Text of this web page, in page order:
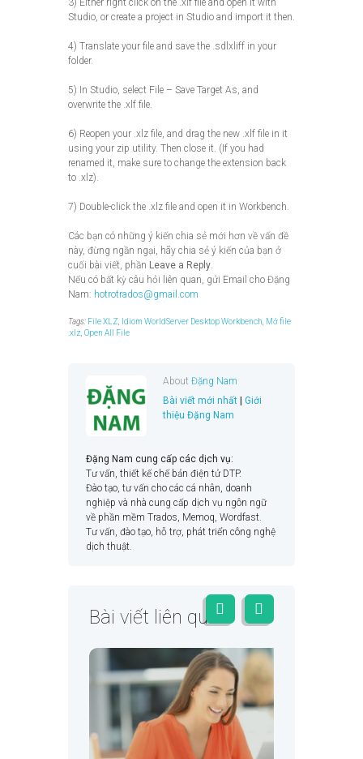
3) Either right click on the .xlf file and open it with
Studio, or create a project in Studio and import it then.
4) Translate your file and save the .sdlxliff in your
folder.
5) In Studio, select File – Save Target As, and
overwrite the .xlf file.
6) Reopen your .xlz file, and drag the new .xlf file in it
using your zip utility. Then close it. (If you had
renamed it, make sure to change the extension back
to .xlz).
7) Double-click the .xlz file and open it in Workbench.
Các bạn có những ý kiến chia sẻ mới hơn về vấn đề
này, đừng ngần ngại, hãy chia sẻ ý kiến của bạn ở
cuối bài viết, phần Leave a Reply.
Nếu có bất kỳ câu hỏi liên quan, gửi Email cho Đặng
Nam: hotrotrados@gmail.com
Tags: File XLZ Idiom WorldServer Desktop Workbench Mở file
.xlz Open All File
AboutĐặng Nam
Bài viết mới nhất |Giới
thiệu Đặng Nam
Đặng Nam cung cấp các dịch vụ:
Tư vấn, thiết kế chế bản điện tử DTP.
Đào tạo, tư vấn cho các cá nhân, doanh
nghiệp và nhà cung cấp dịch vụ ngôn ngữ
về phần mềm Trados, Memoq, Wordfast.
Tư vấn, đào tạo, hỗ trợ, phát triển công nghệ
dịch thuật.
Bài viết liên quan